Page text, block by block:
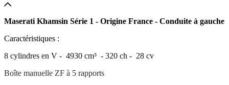
Maserati Khamsin Série 1 - Origine France - Conduite à gauche
Caractéristiques :
8 cylindres en V - 4930 cm³ - 320 ch - 28 cv
Boîte manuelle ZF à 5 rapports